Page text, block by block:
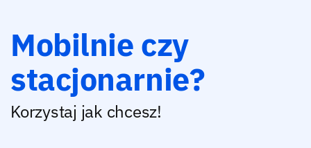
Mobilnie czy
stacjonarnie?
Korzystaj jak chcesz!